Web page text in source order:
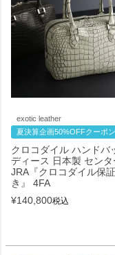
exotic leather
夏決算企画50%OFFクーポ
クロコダイル ハンドバ
ディース 日本製 センタ
JRA『クロコダイル保
き』 4FA
¥140,800税込